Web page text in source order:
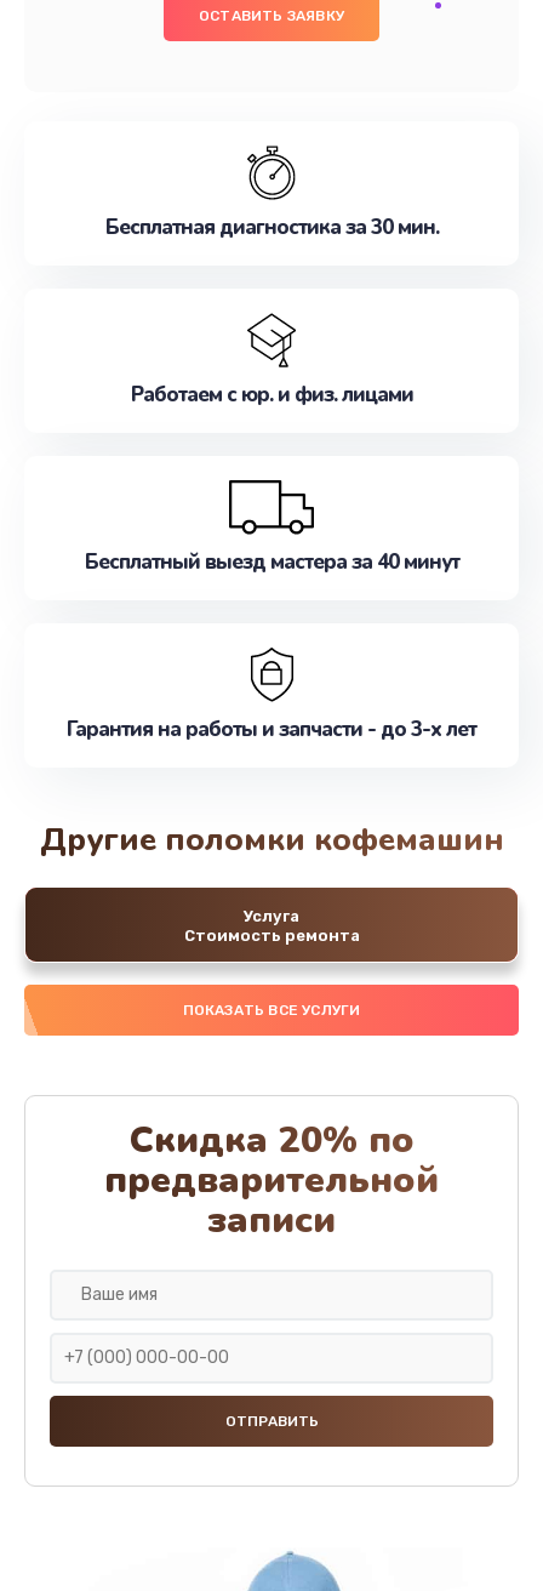
ОСТАВИТЬ ЗАЯВКУ
Бесплатная диагностика за 30 мин.
Работаем с юр. и физ. лицами
Бесплатный выезд мастера за 40 минут
Гарантия на работы и запчасти - до 3-х лет
Другие поломки кофемашин
Услуга
Стоимость ремонта
ПОКАЗАТЬ ВСЕ УСЛУГИ
Скидка 20% по
предварительной
записи